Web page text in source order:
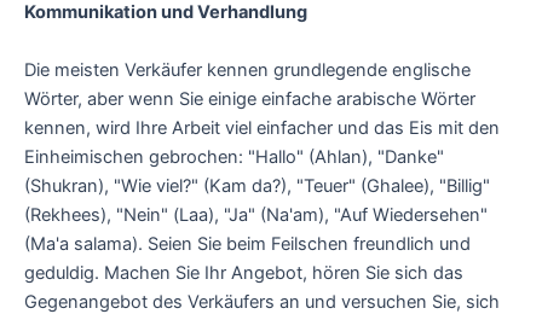
Kommunikation und Verhandlung
Die meisten Verkäufer kennen grundlegende englische
Wörter, aber wenn Sie einige einfache arabische Wörter
kennen, wird Ihre Arbeit viel einfacher und das Eis mit den
Einheimischen gebrochen: "Hallo" (Ahlan), "Danke"
(Shukran), "Wie viel?" (Kam da?), "Teuer" (Ghalee), "Billig"
(Rekhees), "Nein" (Laa), "Ja" (Na'am), "Auf Wiedersehen"
(Ma'a salama). Seien Sie beim Feilschen freundlich und
geduldig. Machen Sie Ihr Angebot, hören Sie sich das
Gegenangebot des Verkäufers an und versuchen Sie, sich